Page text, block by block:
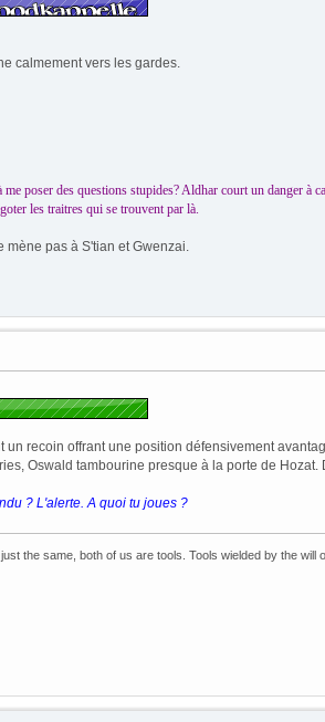
calmement vers les gardes.
poser des questions stupides? Aldhar court un danger à
les traitres qui se trouvent par là.
mène pas à S'tian et Gwenzai.
un recoin offrant une position défensivement
Oswald tambourine presque à la porte de
? L'alerte. A quoi tu joues ?
the same, both of us are tools. Tools wielded by the